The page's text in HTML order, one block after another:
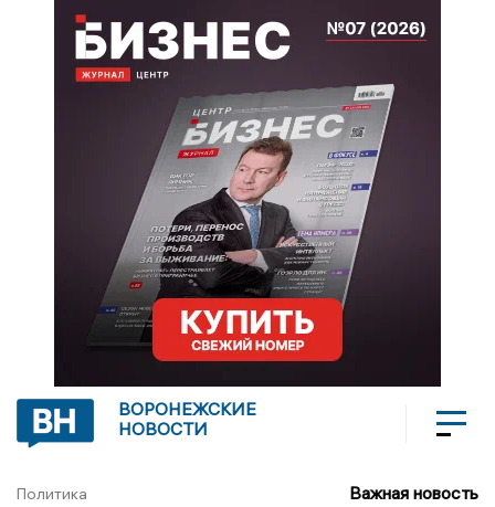
ВОРОНЕЖСКИЕ
НОВОСТИ
Политика Важная новость